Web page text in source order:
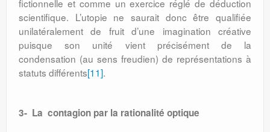
fictionnelle et comme un exercice réglé de déduction
scientifique. L’utopie ne saurait donc être qualifiée
unilatéralement de fruit d’une imagination créative
puisque son unité vient précisément de la
condensation (au sens freudien) de représentations à
statuts différents[11].
3- La contagion par la rationalité optique